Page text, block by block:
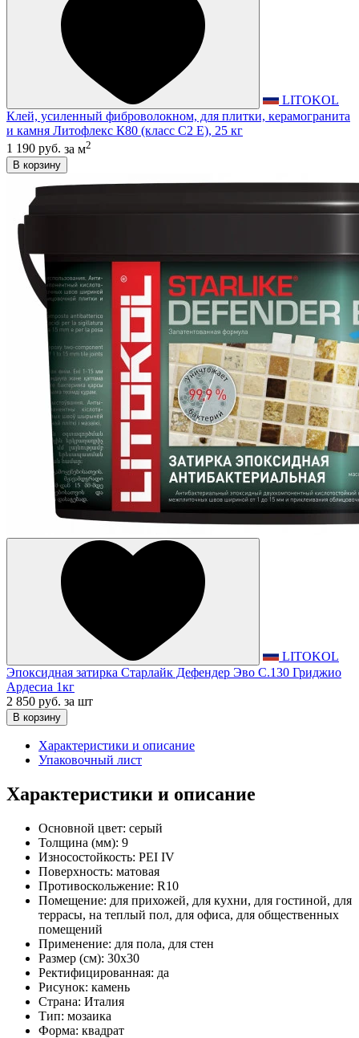
LITOKOL
Клей, усиленный фиброволокном, для плитки, керамогранита
и камня Литофлекс К80 (класс С2 E), 25 кг
1 190 руб. за м2
В корзину
LITOKOL
Эпоксидная затирка Старлайк Дефендер Эво С.130 Гриджио
Ардесиа 1кг
2 850 руб. за шт
В корзину
Характеристики и описание
Упаковочный лист
Характеристики и описание
Основной цвет: серый
Толщина (мм): 9
Износостойкость: PEI IV
Поверхность: матовая
Противоскольжение: R10
Помещение: для прихожей, для кухни, для гостиной, для
террасы, на теплый пол, для офиса, для общественных
помещений
Применение: для пола, для стен
Размер (см): 30x30
Ректифицированная: да
Рисунок: камень
Страна: Италия
Тип: мозаика
Форма: квадрат